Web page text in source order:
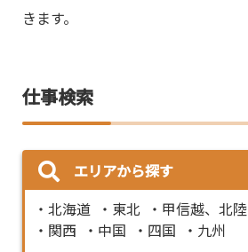
きます。
仕事検索
エリアから探す
北海道 東北 甲信越、北陸
関西
中国 四国 九州